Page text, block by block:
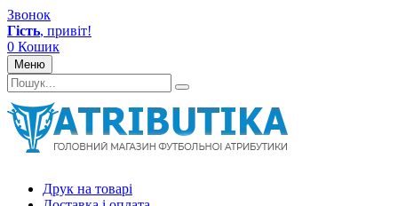
Звонок
Гість, привіт!
0 Кошик
Меню
Друк на товарі